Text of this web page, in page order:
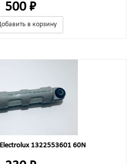
500 ₽
в корзину
1322553601 60N